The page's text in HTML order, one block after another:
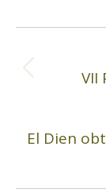
Post
VII
El Dien